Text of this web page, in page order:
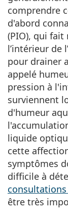
Toutes les
Persol
Prada
Toutes les
Toutes les
comprendre
d'abord
(PIO), qui fait
l’intérieur de
pour drainer
appelé
pression à
surviennent
d'humeur
liquide
cette
symptômes
difficile à
être très